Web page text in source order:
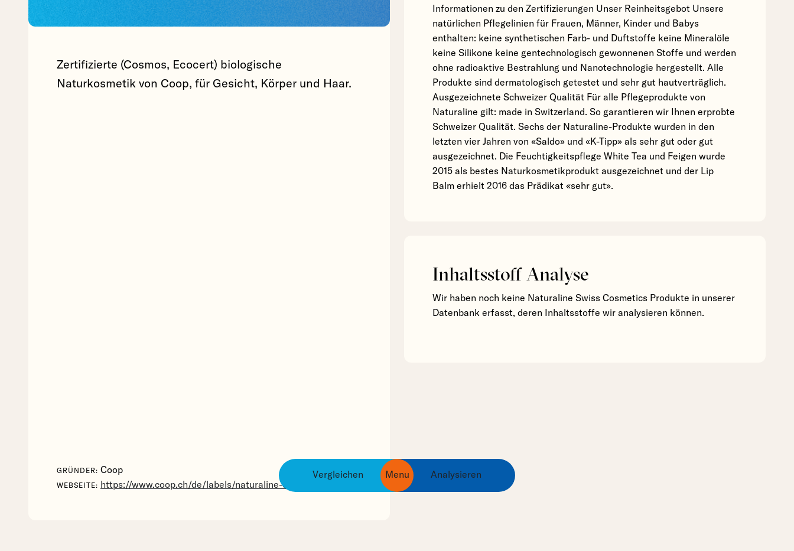
Vergleichen Menu Analysieren
ingredients
products
brands
Zertifizierte (Cosmos, Ecocert) biologische
Naturkosmetik von Coop, für Gesicht, Körper und Haar.
GRÜNDER: Coop
WEBSEITE: https://www.coop.ch/de/labels/naturaline-cosmetics.html
Informationen zu den Zertifizierungen Unser Reinheitsgebot Unsere
natürlichen Pflegelinien für Frauen, Männer, Kinder und Babys
enthalten: keine synthetischen Farb- und Duftstoffe keine Mineralöle
keine Silikone keine gentechnologisch gewonnenen Stoffe und werden
ohne radioaktive Bestrahlung und Nanotechnologie hergestellt. Alle
Produkte sind dermatologisch getestet und sehr gut hautverträglich.
Ausgezeichnete Schweizer Qualität Für alle Pflegeprodukte von
Naturaline gilt: made in Switzerland. So garantieren wir Ihnen erprobte
Schweizer Qualität. Sechs der Naturaline-Produkte wurden in den
letzten vier Jahren von «Saldo» und «K-Tipp» als sehr gut oder gut
ausgezeichnet. Die Feuchtigkeitspflege White Tea und Feigen wurde
2015 als bestes Naturkosmetikprodukt ausgezeichnet und der Lip
Balm erhielt 2016 das Prädikat «sehr gut».
Inhaltsstoff Analyse
Wir haben noch keine Naturaline Swiss Cosmetics Produkte in unserer
Datenbank erfasst, deren Inhaltsstoffe wir analysieren können.